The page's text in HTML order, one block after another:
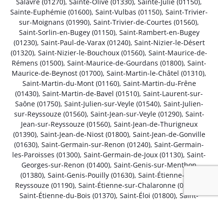
Salavre (01270), Sainte-Olive (01330), Sainte-Julie (01150),
Sainte-Euphémie (01600), Saint-Vulbas (01150), Saint-Trivier-
sur-Moignans (01990), Saint-Trivier-de-Courtes (01560),
Saint-Sorlin-en-Bugey (01150), Saint-Rambert-en-Bugey
(01230), Saint-Paul-de-Varax (01240), Saint-Nizier-le-Désert
(01320), Saint-Nizier-le-Bouchoux (01560), Saint-Maurice-de-
Rémens (01500), Saint-Maurice-de-Gourdans (01800), Saint-
Maurice-de-Beynost (01700), Saint-Martin-le-Châtel (01310),
Saint-Martin-du-Mont (01160), Saint-Martin-du-Frêne
(01430), Saint-Martin-de-Bavel (01510), Saint-Laurent-sur-
Saône (01750), Saint-Julien-sur-Veyle (01540), Saint-Julien-
sur-Reyssouze (01560), Saint-Jean-sur-Veyle (01290), Saint-
Jean-sur-Reyssouze (01560), Saint-Jean-de-Thurigneux
(01390), Saint-Jean-de-Niost (01800), Saint-Jean-de-Gonville
(01630), Saint-Germain-sur-Renon (01240), Saint-Germain-
les-Paroisses (01300), Saint-Germain-de-Joux (01130), Saint-
Georges-sur-Renon (01400), Saint-Genis-sur-Menthon
(01380), Saint-Genis-Pouilly (01630), Saint-Étienne-sur-
Reyssouze (01190), Saint-Étienne-sur-Chalaronne (01140)
Saint-Étienne-du-Bois (01370), Saint-Éloi (01800), Saint-